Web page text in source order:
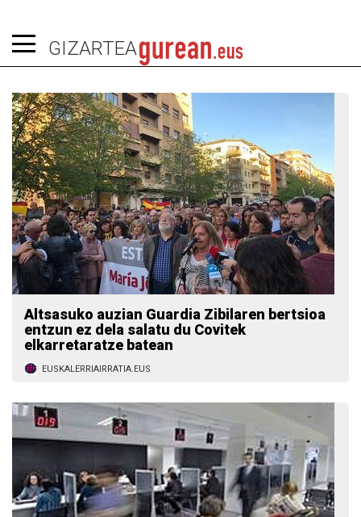
GIZARTEA
Altsasuko auzian Guardia Zibilaren bertsioa
entzun ez dela salatu du Covitek
elkarretaratze batean
EUSKALERRIAIRRATIA.EUS